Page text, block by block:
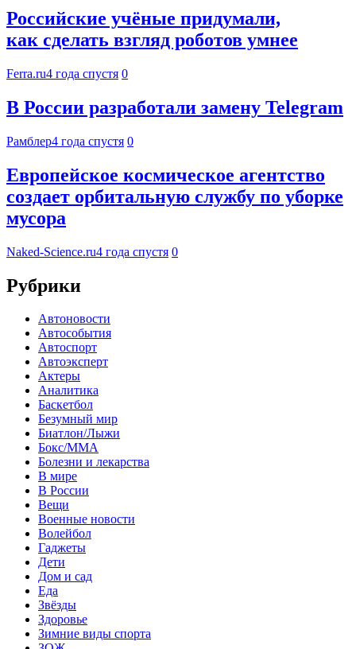
Российские учёные придумали,
как сделать взгляд роботов умнее
Ferra.ru4 года спустя 0
В России разработали замену Telegram
Рамблер4 года спустя 0
Европейское космическое агентство
создает орбитальную службу по уборке
мусора
Naked-Science.ru4 года спустя 0
Рубрики
Автоновости
Автособытия
Автоспорт
Автоэксперт
Актеры
Аналитика
Баскетбол
Безумный мир
Биатлон/Лыжи
Бокс/MMA
Болезни и лекарства
В мире
В России
Вещи
Военные новости
Волейбол
Гаджеты
Дети
Дом и сад
Еда
Звёзды
Здоровье
Зимние виды спорта